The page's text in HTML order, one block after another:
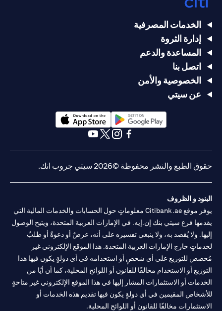
الخدمات المصرفية
إدارة الثروة
المساعدة والدعم
اتصل بنا
الخصوصية والأمن
عن سيتي
opens in a new tab
opens in a new tab
حقوق الطبع والنشر محفوظة ©2026 سيتي جروب انك.
البنود و الظروف
يوفر موقع Citibank.ae معلوماتٍ حول الحسابات والخدمات المالية التي
يقدمها فرع سيتي بنك إن.إيه. في الإمارات العربية المتحدة، ويتيح الوصول
إليها. ولا يُقصد به، ولا ينبغي تفسيره على أنه، عرضٌ أو دعوةٌ أو طلبٌ
لخدماتٍ خارج الإمارات العربية المتحدة. هذا الموقع الإلكتروني غير
مُخصص للتوزيع على أي شخصٍ أو استخدامه في أي دولةٍ يكون فيها هذا
التوزيع أو الاستخدام مخالفًا للقانون أو اللوائح المحلية، كما أن أيًا من
الخدمات أو الاستثمارات المشار إليها في هذا الموقع الإلكتروني غير متاحةٍ
للأشخاص المقيمين في أي دولةٍ يكون فيها تقديم هذه الخدمات أو
الاستثمارات مخالفًا للقانون أو اللوائح المحلية.